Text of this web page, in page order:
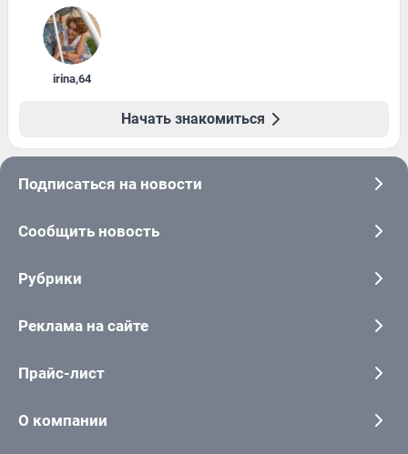
irina,64
Начать знакомиться
Подписаться на новости
Сообщить новость
Рубрики
Реклама на сайте
Прайс-лист
О компании